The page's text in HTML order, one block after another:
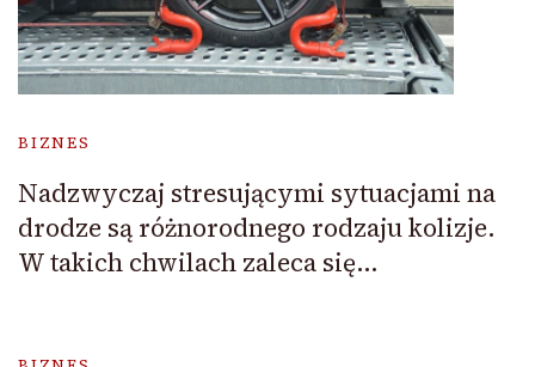
BIZNES
Nadzwyczaj stresującymi sytuacjami na
drodze są różnorodnego rodzaju kolizje.
W takich chwilach zaleca się…